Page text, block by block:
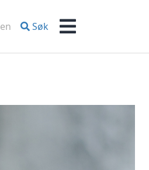
en Søk